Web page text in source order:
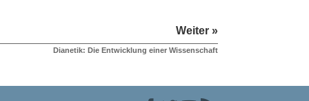
Weiter »
Dianetik: Die Entwicklung einer Wissenschaft